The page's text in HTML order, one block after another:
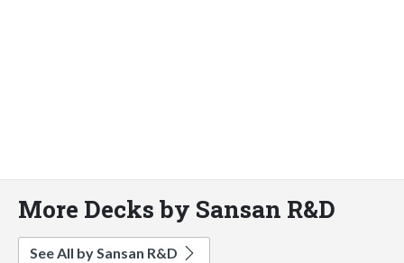
More Decks by Sansan R&D
See All by Sansan R&D